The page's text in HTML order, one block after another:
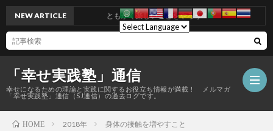
「幸せ実践塾」通信
幸せになるための理論と実践に関するお役立ち情報が満載！ メルマガ
「幸せ実践塾」通信（SJ通信）の過去ログです。
NEW ARTICLE ともかく楽しいことをやろう！
HOME 2018年 身体の接触を増やすこと